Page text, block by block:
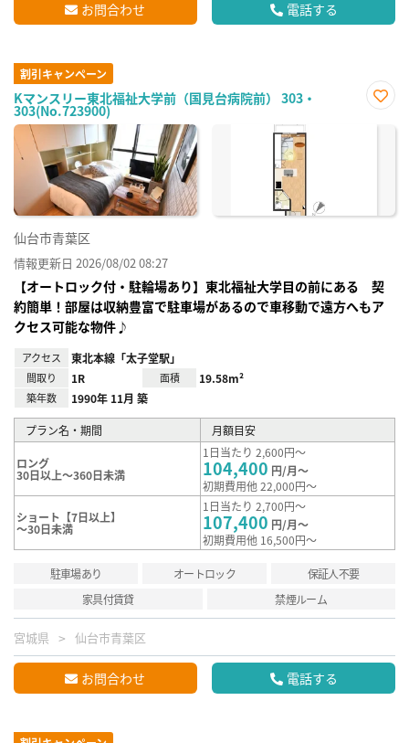
お問合わせ 電話する
割引キャンペーン
Kマンスリー東北福祉大学前（国見台病院前） 303・
303(No.723900)
に入
仙台市青葉区
情報更新日 2026/08/02 08:27
【オートロック付・駐輪場あり】東北福祉大学目の前にある 契
約簡単！部屋は収納豊富で駐車場があるので車移動で遠方へもア
クセス可能な物件♪
アクセス 東北本線「太子堂駅」
間取り 1R 面積 19.58m²
築年数 1990年 11月 築
プラン名・期間 月額目安
ロング
30日以上～360日未満
1日当たり 2,600円～
104,400 円/月～
初期費用他 22,000円～
ショート【7日以上】
～30日未満
1日当たり 2,700円～
107,400 円/月～
初期費用他 16,500円～
駐車場あり オートロック
保証人不要
家具付賃貸
禁煙ルーム
宮城県 仙台市青葉区
お問合わせ 電話する